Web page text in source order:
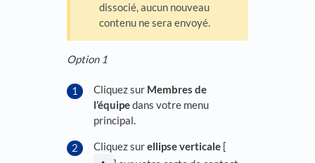
dissocié, aucun nouveau
contenu ne sera envoyé.
Option 1
Cliquez sur Membres de
l’équipedans votre menu
principal.
Cliquez surellipse verticale [